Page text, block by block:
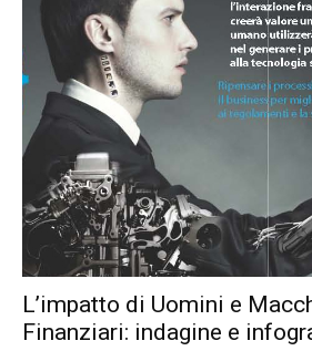
L’impatto di Uomini e
Finanziari: indagine e